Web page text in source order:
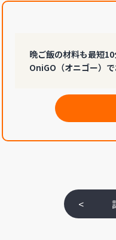
晩ご飯の材料も最短10
OniGO（オニゴー）
<